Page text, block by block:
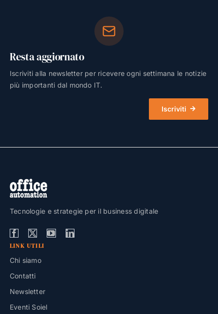
Resta aggiornato
Iscriviti alla newsletter per ricevere ogni settimana le notizie
più importanti dal mondo IT.
Iscriviti
Tecnologie e strategie per il business digitale
LINK UTILI
Chi siamo
Contatti
Newsletter
Eventi Soiel